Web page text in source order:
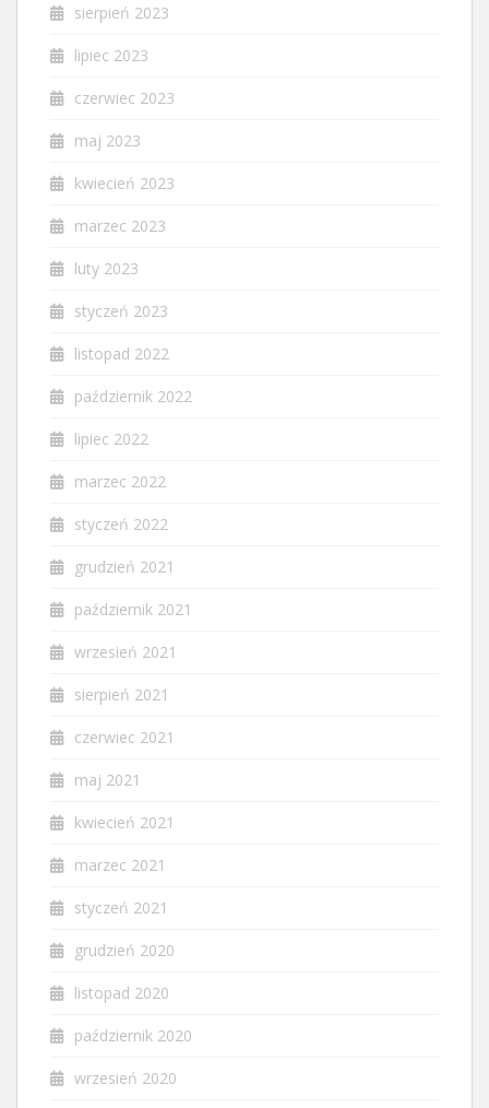
sierpień 2023
lipiec 2023
czerwiec 2023
maj 2023
kwiecień 2023
marzec 2023
luty 2023
styczeń 2023
listopad 2022
październik 2022
lipiec 2022
marzec 2022
styczeń 2022
grudzień 2021
październik 2021
wrzesień 2021
sierpień 2021
czerwiec 2021
maj 2021
kwiecień 2021
marzec 2021
styczeń 2021
grudzień 2020
listopad 2020
październik 2020
wrzesień 2020